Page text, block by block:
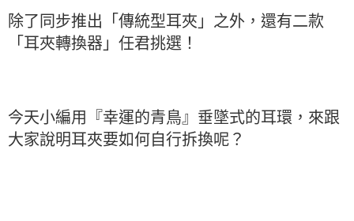
除了同步推出「傳統型耳夾」之外，還有二款
「耳夾轉換器」任君挑選！
今天小編用『幸運的青鳥』垂墜式的耳環，來跟
大家說明耳夾要如何自行拆換呢？